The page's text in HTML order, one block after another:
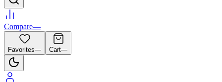
Compare—
Favorites— Cart—